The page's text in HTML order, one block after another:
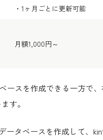
・1ヶ月ごとに更新可能
月額1,000円～
スを作成できる一方で、
す。
ータベースを作成して、